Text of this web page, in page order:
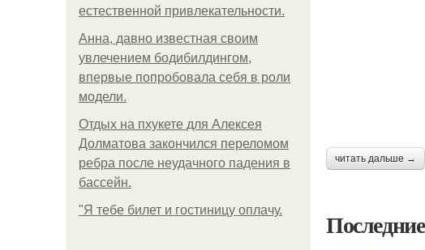
естественной привлекательности.
Анна, давно известная своим
увлечением бодибилдингом,
впервые попробовала себя в роли
модели.
Отдых на пхукете для Алексея
Долматова закончился переломом
ребра после неудачного падения в
бассейн.
"Я тебе билет и гостиницу оплачу.
читать дальше →